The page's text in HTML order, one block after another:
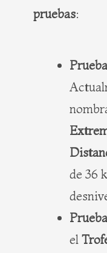
pruebas:
de 36
el